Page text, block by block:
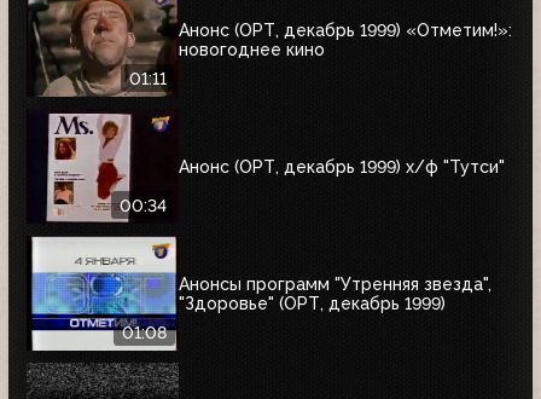
01:11
Анонс (ОРТ, декабрь 1999) «Отметим!»:
новогоднее кино
00:34
Анонс (ОРТ, декабрь 1999) х/ф "Тутси"
01:08
Анонсы программ "Утренняя звезда",
"Здоровье" (ОРТ, декабрь 1999)